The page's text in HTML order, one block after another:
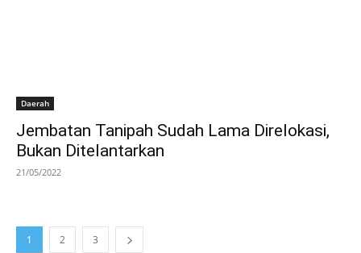
Daerah
Jembatan Tanipah Sudah Lama Direlokasi,
Bukan Ditelantarkan
21/05/2022
1 2 3